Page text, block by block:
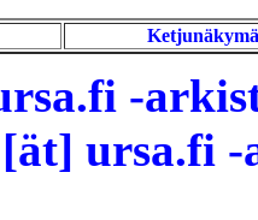
Ketjunäkymä
-
ursa.fi -